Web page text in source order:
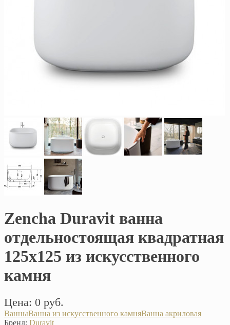
Zencha Duravit ванна
отдельностоящая квадратная
125х125 из искусственного
камня
Цена: 0 руб.
ВанныВанна из искусственного камняВанна акриловая
Бренд: Duravit